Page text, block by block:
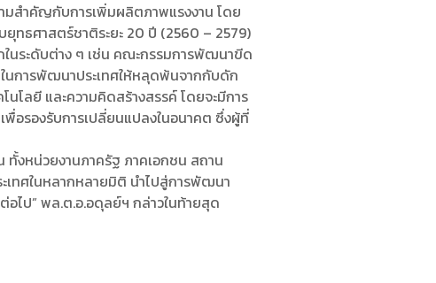
สำคัญกับการเพิ่มผลิตภาพแรงงาน โดย
ยุทธศาสตร์ชาติระยะ 20 ปี (2560 – 2579)
นระดับต่าง ๆ เช่น คณะกรรมการพัฒนาขีด
นการพัฒนาประเทศให้หลุดพ้นจากกับดัก
โลยี และความคิดสร้างสรรค์ โดยจะมีการ
อรองรับการเปลี่ยนแปลงในอนาคต ซึ่งผู้ที่
งหน่วยงานภาครัฐ ภาคเอกชน สถาน
เทศในหลากหลายมิติ นำไปสู่การพัฒนา
อไป” พล.ต.อ.อดุลย์ฯ กล่าวในท้ายสุด